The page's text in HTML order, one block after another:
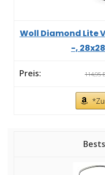
Woll Diamond Lite
-,
114,95